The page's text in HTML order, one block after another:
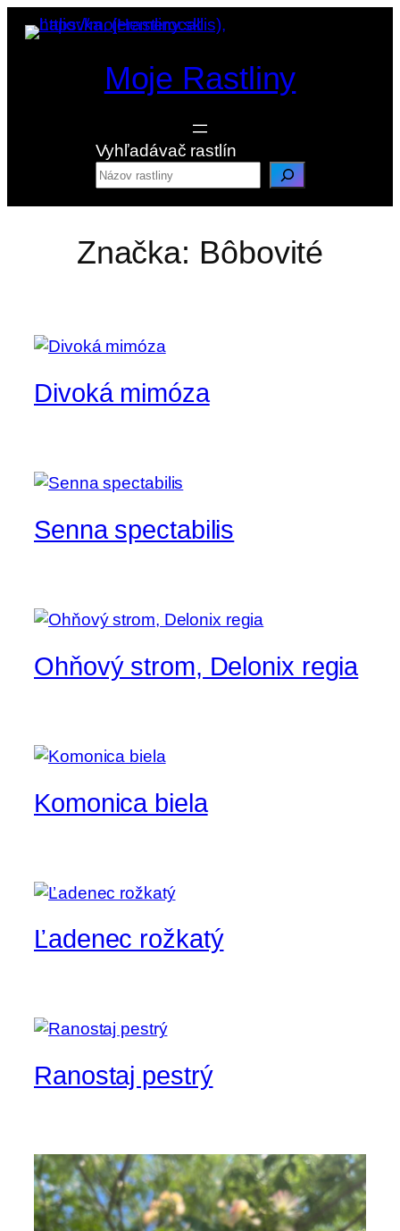
Prejsť
na
Moje Rastliny
Vyhľadávač rastlín
Značka: Bôbovité
Divoká mimóza
Senna spectabilis
Ohňový strom, Delonix regia
Komonica biela
Ľadenec rožkatý
Ranostaj pestrý